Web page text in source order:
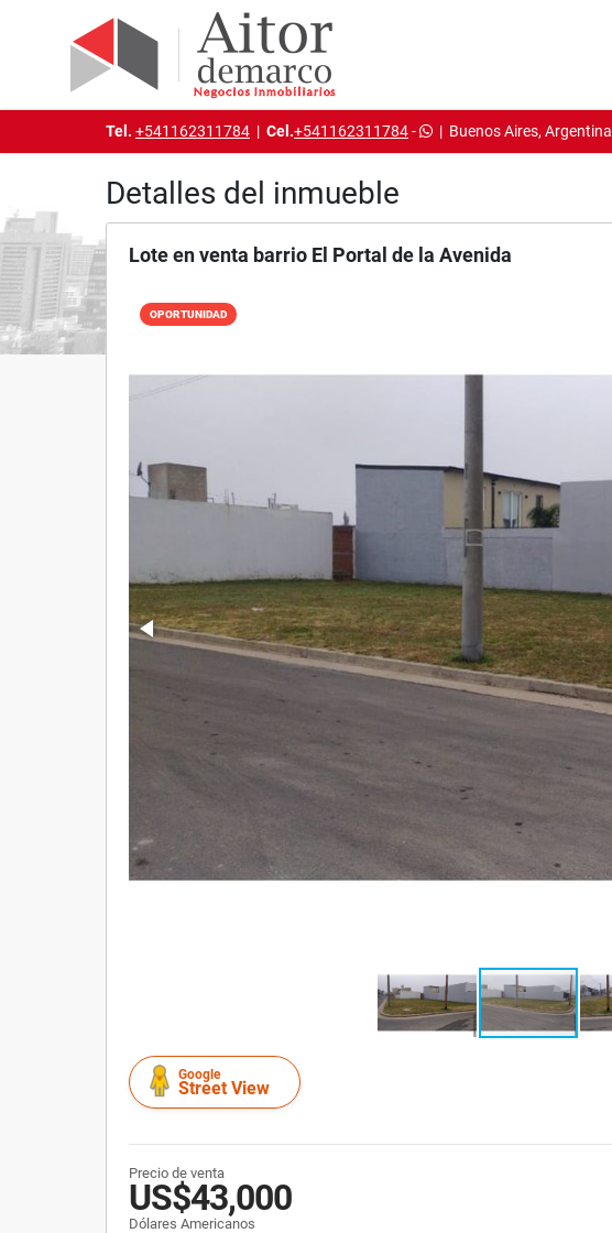
Tel. +541162311784 | Cel.+541162311784- | Buenos Aires, Argentina
Detalles del inmueble
Lote en venta barrio El Portal de la Avenida
OPORTUNIDAD
Google
Street View
Precio de venta
US$43,000
Dólares Americanos